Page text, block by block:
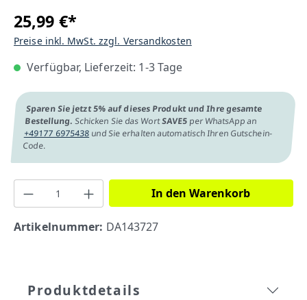
25,99 €*
Preise inkl. MwSt. zzgl. Versandkosten
Verfügbar, Lieferzeit: 1-3 Tage
Sparen Sie jetzt 5% auf dieses Produkt und Ihre gesamte
Bestellung. Schicken Sie das WortSAVE5 per WhatsApp an
+49177 6975438und Sie erhalten automatisch Ihren Gutschein-
Code.
In den Warenkorb
Artikelnummer: DA143727
Produktdetails